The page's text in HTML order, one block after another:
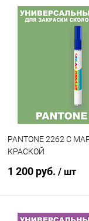
Цвет:
матовая
PANTONE 2262 C
КРАСКОЙ
1 200 руб. / шт